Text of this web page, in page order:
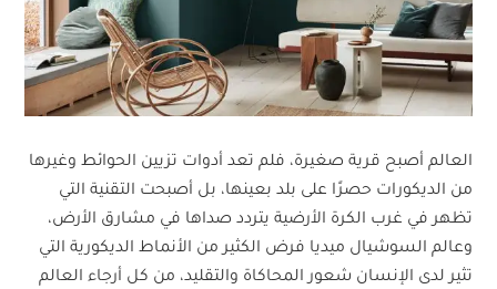
العالم أصبح قرية صغيرة، فلم تعد أدوات تزيين الحوائط وغيرها
من الديكورات حصرًا على بلد بعينها، بل أصبحت التقنية التي
تظهر في غرب الكرة الأرضية يتردد صداها في مشارق الأرض،
وعالم السوشيال ميديا فرض الكثير من الأنماط الديكورية التي
تثير لدى الإنسان شعور المحاكاة والتقليد، من كل أرجاء العالم